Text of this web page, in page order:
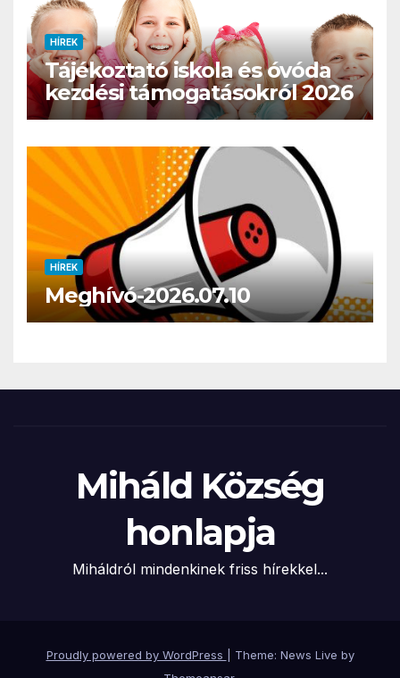
HÍREK
Tájékoztató iskola és óvóda
kezdési támogatásokról 2026
HÍREK
Meghívó-2026.07.10
Miháld Község
honlapja
Miháldról mindenkinek friss hírekkel...
Proudly powered by WordPress
Theme: News Live by